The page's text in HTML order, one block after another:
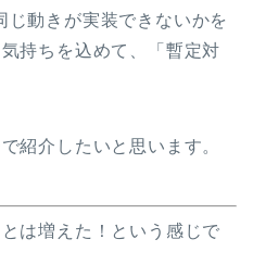
動きが実装できないかを
持ちを込めて、「暫定対
紹介したいと思います。
は増えた！という感じで